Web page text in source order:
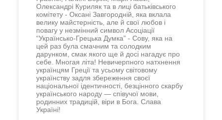
Олександрі Куриляк та в лиці батьківського
комітету - Оксані Завгородній, яка вклала
велику майстерність, але й свої любов і
повагу у незмінний символ Асоціації
“Українсько-Грецька Думка” - Сову, яка на
цей раз була смачним та солодким
дарунком, смак якого ще й досі нагадує про
себе. Многая літа! Невичерпного натхнення
українцям Греції та усьому світовому
українству задля збереження своєї
національної ідентичності, безцінного скарбу
українського народу — співучої мови,
родинних традицій, віри в Бога. Слава
Україні!